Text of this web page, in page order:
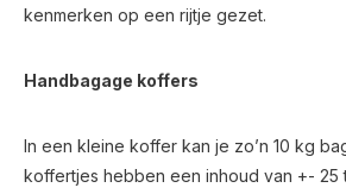
kenmerken op een rijtje gezet.
Handbagage koffers
In een kleine koffer kan je zo’n 10 kg
koffertjes hebben een inhoud van +- 25